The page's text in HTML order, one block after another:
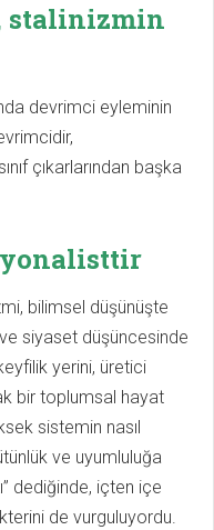
stalinizmin
devrimci eyleminin
çıkarlarından başka
bilimsel düşünüşte
siyaset düşüncesinde
yerini, üretici
bir toplumsal hayat
sistemin nasıl
ve uyumluluğa
dediğinde, içten içe
de vurguluyordu.